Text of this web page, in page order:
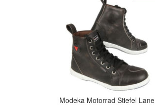
Modeka Motorrad Stiefel Lane